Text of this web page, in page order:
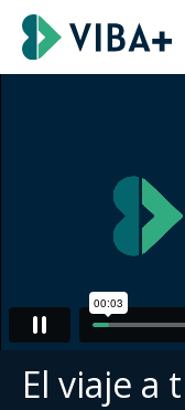
El viaje a